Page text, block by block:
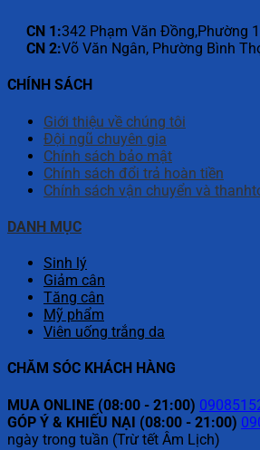
CN 1:342 Phạm Văn Đồng,Phường
CN 2:Võ Văn Ngân, Phường Bình
CHÍNH SÁCH
Giới thiệu về chúng tôi
Đội ngũ chuyên gia
Chính sách bảo mật
Chính sách đổi trả hoàn tiền
Chính sách vận chuyển và
DANH MỤC
Sinh lý
Giảm cân
Tăng cân
Mỹ phẩm
Viên uống trắng da
CHĂM SÓC KHÁCH HÀNG
MUA ONLINE (08:00 - 21:00)
GÓP Ý & KHIẾU NẠI (08:00 - 21:00)
ngày trong tuần (Trừ tết Âm Lịch)